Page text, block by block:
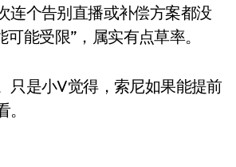
连个告别直播或补偿方案都没
能受限”，属实有点草率。
只是小V觉得，索尼如果能提前
电